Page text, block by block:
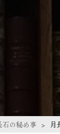
石の秘め事 月